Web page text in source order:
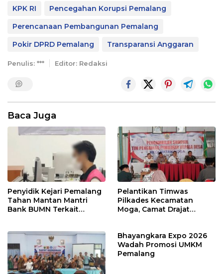
KPK RI
Pencegahan Korupsi Pemalang
Perencanaan Pembangunan Pemalang
Pokir DPRD Pemalang
Transparansi Anggaran
Penulis: *** Editor: Redaksi
Baca Juga
Penyidik Kejari Pemalang
Tahan Mantan Mantri
Bank BUMN Terkait
Pelantikan Timwas
Pilkades Kecamatan
Moga, Camat Drajat
Bhayangkara Expo 2026
Wadah Promosi UMKM
Pemalang